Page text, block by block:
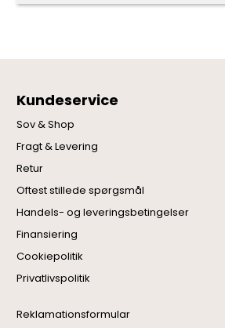
Kundeservice
Sov & Shop
Fragt & Levering
Retur
Oftest stillede spørgsmål
Handels- og leveringsbetingelser
Finansiering
Cookiepolitik
Privatlivspolitik
Reklamationsformular